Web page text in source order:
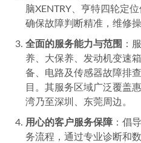
脑XENTRY、亨特四轮定
确保故障判断精准，维修操
全面的服务能力与范围
：
养、大保养、发动机变速
备、电路及传感器故障排
目。其服务区域广泛覆盖
湾乃至深圳、东莞周边。
用心的客户服务保障 ：倡
务流程，通过专业诊断和